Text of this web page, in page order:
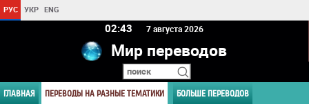
РУС УКР ENG
02:43 7 августа 2026
Мир переводов
ГЛАВНАЯ ПЕРЕВОДЫ НА РАЗНЫЕ ТЕМАТИКИ БОЛЬШЕ ПЕРЕВОДОВ